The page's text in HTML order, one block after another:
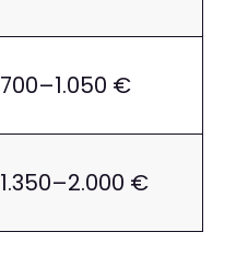
700–1.050 €
1.350–2.000 €